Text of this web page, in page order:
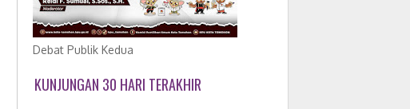
Debat Publik Kedua
KUNJUNGAN 30 HARI TERAKHIR